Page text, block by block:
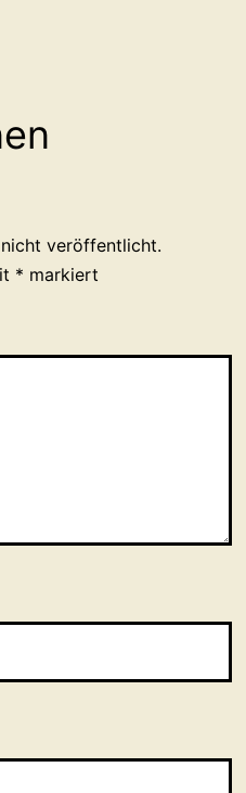
veröffentlicht.
* markiert